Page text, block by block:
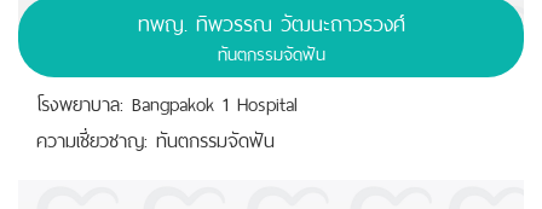
ทพญ. ทิพวรรณ วัฒนะถาวรวงศ์
ทันตกรรมจัดฟัน
โรงพยาบาล: Bangpakok 1 Hospital
ความเชี่ยวชาญ: ทันตกรรมจัดฟัน